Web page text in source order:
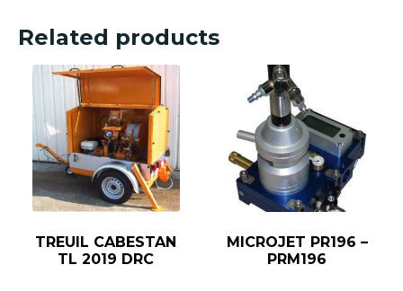
Related products
TREUIL CABESTAN
TL 2019 DRC
MICROJET PR196 –
PRM196